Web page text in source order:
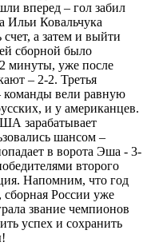
вперед – гол забил
Ильи Ковальчука
а затем и выйти
сборной было
минуты, уже после
– 2-2. Третья
команды вели равную
и у американцев.
зарабатывает
шансом –
в ворота Эша - 3-
второго
Напомним, что год
сборная России уже
звание чемпионов
успех и сохранить